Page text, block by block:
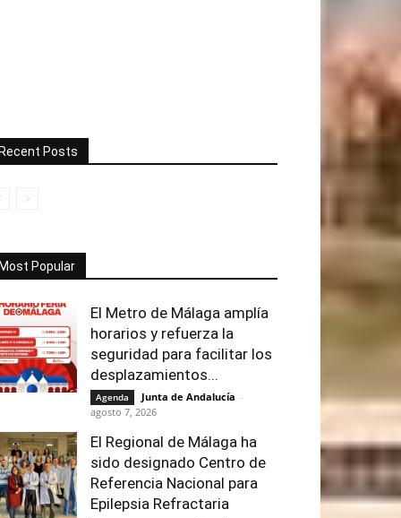
Posts
Popular
El Metro de Málaga amplía
horarios y refuerza la
seguridad para facilitar los
desplazamientos...
Agenda Junta de Andalucía -
agosto 7, 2026
El Regional de Málaga ha
sido designado Centro de
Referencia Nacional para
Epilepsia Refractaria